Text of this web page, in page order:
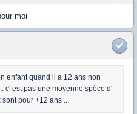
moi
enfant quand il a 12 ans non
c' est pas une moyenne spèce d'
pour +12 ans ...